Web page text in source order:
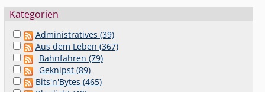
Kategorien
Administratives (39)
Aus dem Leben (367)
Bahnfahren (79)
Geknipst (89)
Bits'n'Bytes (465)